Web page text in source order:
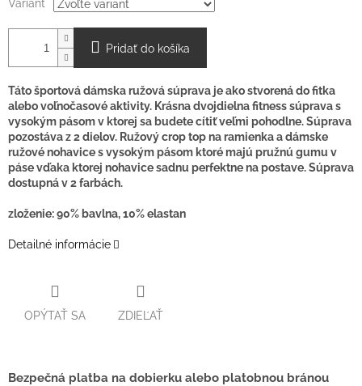
Variant
Pridať do košíka
Táto športová dámska ružová súprava je ako stvorená do fitka
alebo voľnočasové aktivity. Krásna dvojdielna fitness súprava s
vysokým pásom v ktorej sa budete cítiť veľmi pohodlne. Súprava
pozostáva z 2 dielov. Ružový crop top na ramienka a dámske
ružové nohavice s vysokým pásom ktoré majú pružnú gumu v
páse vďaka ktorej nohavice sadnu perfektne na postave. Súprava
dostupná v 2 farbách.
zloženie: 90% bavlna, 10% elastan
Detailné informácie
OPÝTAŤ SA ZDIEĽAŤ
Bezpečná platba na dobierku alebo platobnou bránou